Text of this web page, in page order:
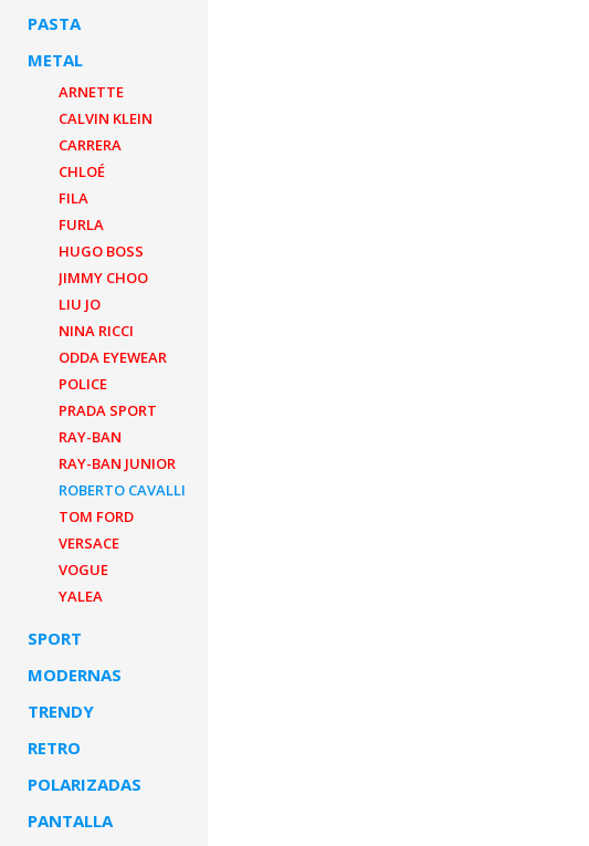
PASTA
METAL
ARNETTE
CALVIN KLEIN
CARRERA
CHLOÉ
FILA
FURLA
HUGO BOSS
JIMMY CHOO
LIU JO
NINA RICCI
ODDA EYEWEAR
POLICE
PRADA SPORT
RAY-BAN
RAY-BAN JUNIOR
ROBERTO CAVALLI
TOM FORD
VERSACE
VOGUE
YALEA
SPORT
MODERNAS
TRENDY
RETRO
POLARIZADAS
PANTALLA